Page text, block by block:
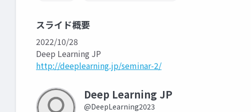
スライド概要
2022/10/28
Deep Learning JP
http://deeplearning.jp/seminar-2/
Deep Learning JP
@DeepLearning2023